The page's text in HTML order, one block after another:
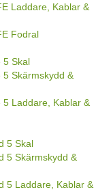
Laddare, Kablar &
Fodral
5 Skal
Skärmskydd &
Laddare, Kablar &
5 Skal
5 Skärmskydd &
5 Laddare, Kablar &